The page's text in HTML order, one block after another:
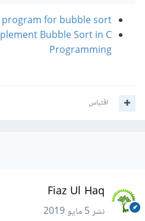
program for bubble sort
Bubble Sort in C
Programming
اقتباس
Fiaz Ul Haq
نشر5 مايو 2019